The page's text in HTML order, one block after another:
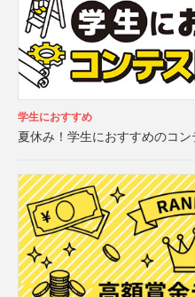
学生におすすめ
夏休み！学生におすすめのコン